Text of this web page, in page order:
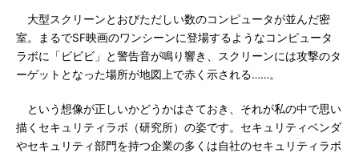
大型スクリーンとおびただしい数のコンピュータが並んだ密
室。まるでSF映画のワンシーンに登場するようなコンピュータ
ラボに「ビビビ」と警告音が鳴り響き、スクリーンには攻撃のタ
ーゲットとなった場所が地図上で赤く示される……。
という想像が正しいかどうかはさておき、それが私の中で思い
描くセキュリティラボ（研究所）の姿です。セキュリティベンダ
やセキュリティ部門を持つ企業の多くは自社のセキュリティラボ